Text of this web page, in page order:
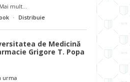
Mai mult...
· Distribuie
de Medicină
Grigore T. Popa
urma